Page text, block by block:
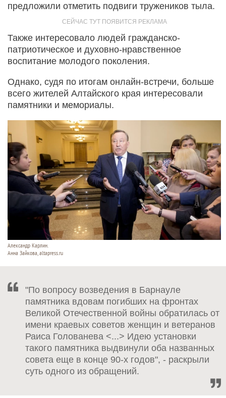
предложили отметить подвиги тружеников тыла.
Также интересовало людей гражданско-
патриотическое и духовно-нравственное
воспитание молодого поколения.
Однако, судя по итогам онлайн-встречи, больше
всего жителей Алтайского края интересовали
памятники и мемориалы.
Александр Карлин.
Анна Зайкова, altapress.ru
"По вопросу возведения в Барнауле
памятника вдовам погибших на фронтах
Великой Отечественной войны обратилась от
имени краевых советов женщин и ветеранов
Раиса Голованева <...> Идею установки
такого памятника выдвинули оба названных
совета еще в конце 90-х годов", - раскрыли
суть одного из обращений.